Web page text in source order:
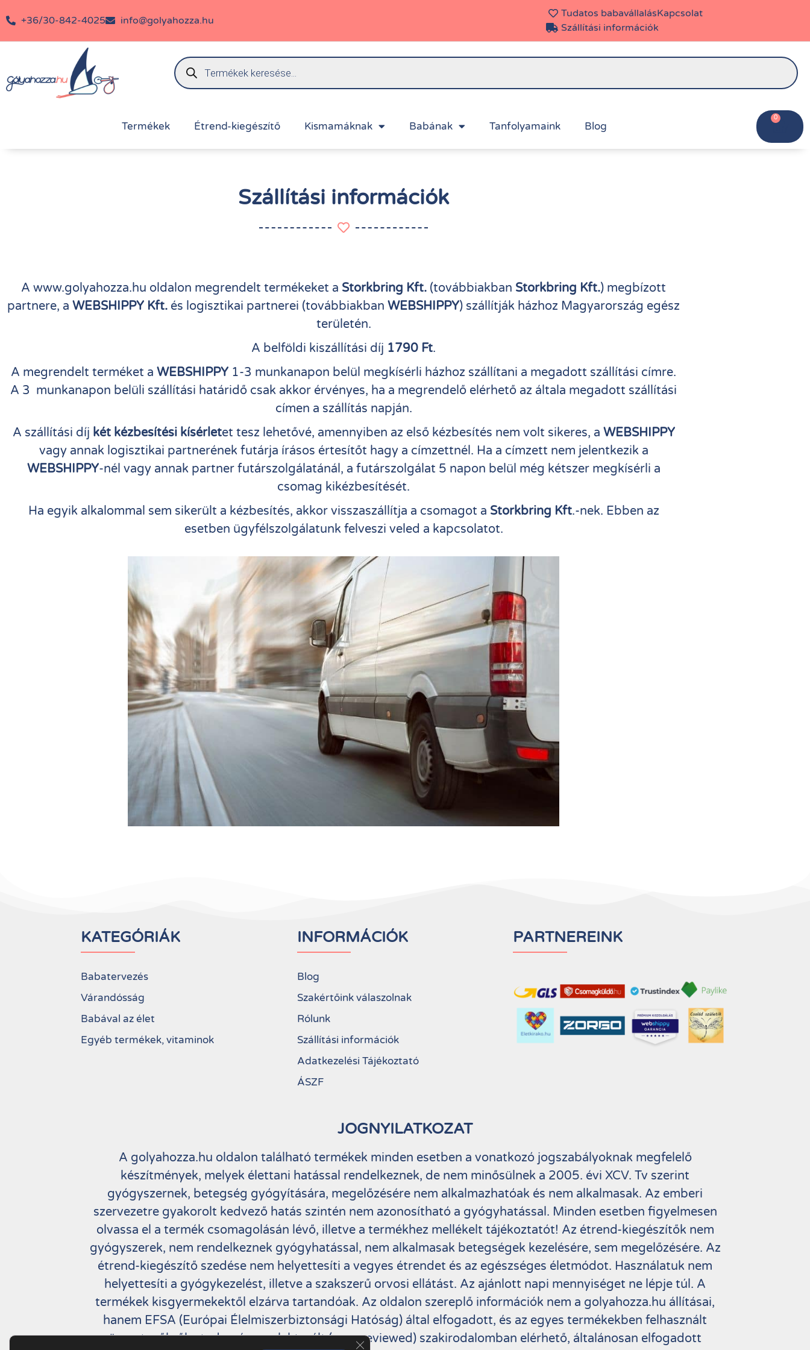
+36/30-842-4025 info@golyahozza.hu
Tudatos babavállalásKapcsolat
Szállítási információk
Termékek Étrend-kiegészítő Kismamáknak Babának Tanfolyamaink Blog
0
Szállítási információk
A www.golyahozza.hu oldalon megrendelt termékeket a Storkbring Kft. (továbbiakban Storkbring Kft.) megbízott
partnere, a WEBSHIPPY Kft. és logisztikai partnerei (továbbiakban WEBSHIPPY) szállítják házhoz Magyarország egész
területén.
A belföldi kiszállítási díj 1790 Ft.
A megrendelt terméket a WEBSHIPPY 1-3 munkanapon belül megkísérli házhoz szállítani a megadott szállítási címre.
A 3 munkanapon belüli szállítási határidő csak akkor érvényes, ha a megrendelő elérhető az általa megadott szállítási
címen a szállítás napján.
A szállítási díj két kézbesítési kísérletet tesz lehetővé, amennyiben az első kézbesítés nem volt sikeres, a WEBSHIPPY
vagy annak logisztikai partnerének futárja írásos értesítőt hagy a címzettnél. Ha a címzett nem jelentkezik a
WEBSHIPPY-nél vagy annak partner futárszolgálatánál, a futárszolgálat 5 napon belül még kétszer megkísérli a
csomag kikézbesítését.
Ha egyik alkalommal sem sikerült a kézbesítés, akkor visszaszállítja a csomagot a Storkbring Kft.-nek. Ebben az
esetben ügyfélszolgálatunk felveszi veled a kapcsolatot.
KATEGÓRIÁK
Babatervezés
Várandósság
Babával az élet
Egyéb termékek, vitaminok
INFORMÁCIÓK
Blog
Szakértőink válaszolnak
Rólunk
Szállítási információk
Adatkezelési Tájékoztató
ÁSZF
PARTNEREINK
JOGNYILATKOZAT
A golyahozza.hu oldalon található termékek minden esetben a vonatkozó jogszabályoknak megfelelő
készítmények, melyek élettani hatással rendelkeznek, de nem minősülnek a 2005. évi XCV. Tv szerint
gyógyszernek, betegség gyógyítására, megelőzésére nem alkalmazhatóak és nem alkalmasak. Az emberi
szervezetre gyakorolt kedvező hatás szintén nem azonosítható a gyógyhatással. Minden esetben figyelmesen
olvassa el a termék csomagolásán lévő, illetve a termékhez mellékelt tájékoztatót! Az étrend-kiegészítők nem
gyógyszerek, nem rendelkeznek gyógyhatással, nem alkalmasak betegségek kezelésére, sem megelőzésére. Az
étrend-kiegészítő szedése nem helyettesíti a vegyes étrendet és az egészséges életmódot. Használatuk nem
helyettesíti a gyógykezelést, illetve a szakszerű orvosi ellátást. Az ajánlott napi mennyiséget ne lépje túl. A
termékek kisgyermekektől elzárva tartandóak. Az oldalon szereplő információk nem a golyahozza.hu állításai,
hanem EFSA (Európai Élelmiszerbiztonsági Hatóság) által elfogadott, és az egyes termékekben felhasznált
összetevőkről a tudományos, lektorált (peer reviewed) szakirodalomban elérhető, általánosan elfogadott
Close GDPR Cookie Banner